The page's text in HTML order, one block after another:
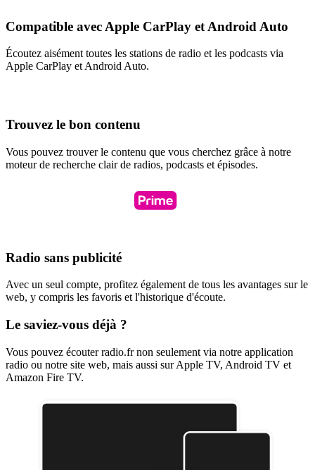
Compatible avec Apple CarPlay et Android Auto
Écoutez aisément toutes les stations de radio et les podcasts via
Apple CarPlay et Android Auto.
Trouvez le bon contenu
Vous pouvez trouver le contenu que vous cherchez grâce à notre
moteur de recherche clair de radios, podcasts et épisodes.
Radio sans publicité
Avec un seul compte, profitez également de tous les avantages sur le
web, y compris les favoris et l'historique d'écoute.
Le saviez-vous déjà ?
Vous pouvez écouter radio.fr non seulement via notre application
radio ou notre site web, mais aussi sur Apple TV, Android TV et
Amazon Fire TV.